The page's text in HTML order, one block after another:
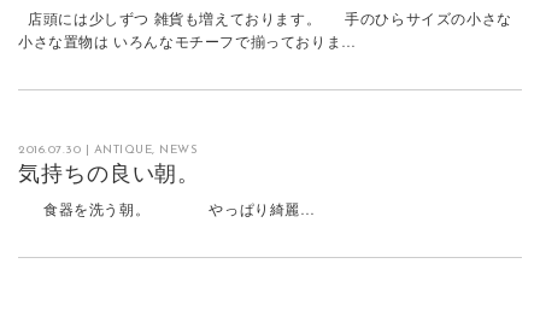
店頭には少しずつ 雑貨も増えております。 手のひらサイズの小さな
小さな置物は いろんなモチーフで揃っておりま…
2016.07.30 ANTIQUE, NEWS
気持ちの良い朝。
食器を洗う朝。 やっぱり綺麗…